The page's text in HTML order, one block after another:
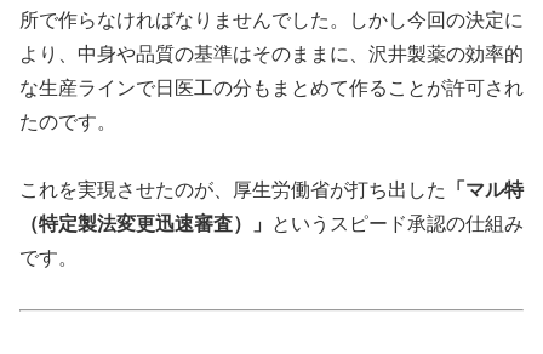
所で作らなければなりませんでした。しかし今回の決定に
より、中身や品質の基準はそのままに、沢井製薬の効率的
な生産ラインで日医工の分もまとめて作ることが許可され
たのです。
これを実現させたのが、厚生労働省が打ち出した 「マル特
（特定製法変更迅速審査）」 というスピード承認の仕組み
です。